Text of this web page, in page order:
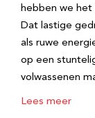
hebben we het
Dat lastige
als ruwe
op een
volwassenen
Lees meer